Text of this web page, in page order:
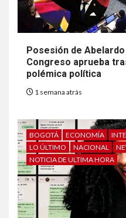
Posesión de
Congreso aprueba
polémica política
1 semana atrás
BOGOTÁ ECONOMÍA
LO ÚLTIMO
NACIONAL
NOTICIA DE ULTIMA HORA